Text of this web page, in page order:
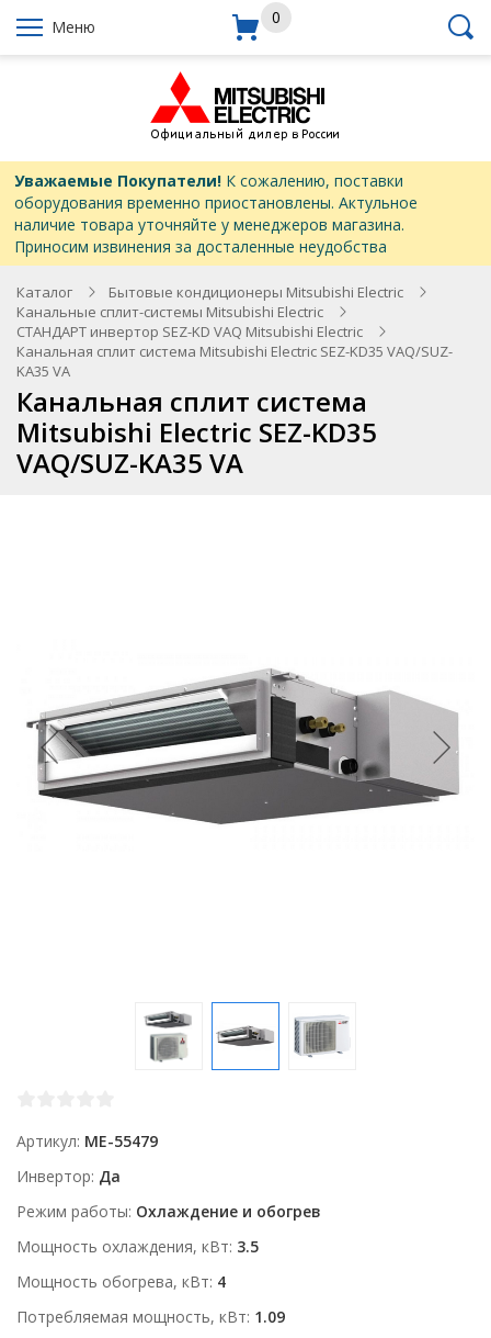
Меню 0
Уважаемые Покупатели!К сожалению, поставки
оборудования временно приостановлены. Актульное
наличие товара уточняйте у менеджеров магазина.
Приносим извинения за досталенные неудобства
Каталог
Бытовые кондиционеры Mitsubishi Electric
Канальные сплит-системы Mitsubishi Electric
СТАНДАРТ инвертор SEZ-KD VAQ Mitsubishi Electric
Канальная сплит система Mitsubishi Electric SEZ-KD35 VAQ/SUZ-
KA35 VA
Канальная сплит система
Mitsubishi Electric SEZ-KD35
VAQ/SUZ-KA35 VA
Артикул ME-55479
Инвертор Да
Режим работы Охлаждение и обогрев
Мощность охлаждения, кВт 3.5
Мощность обогрева, кВт 4
Потребляемая мощность, кВт 1.09